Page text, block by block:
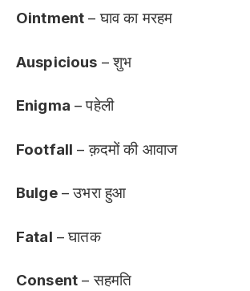
Ointment – घाव का मरहम
Auspicious – शुभ
Enigma – पहेली
Footfall – क़दमों की आवाज
Bulge– उभरा हुआ
Fatal – घातक
Consent – सहमति